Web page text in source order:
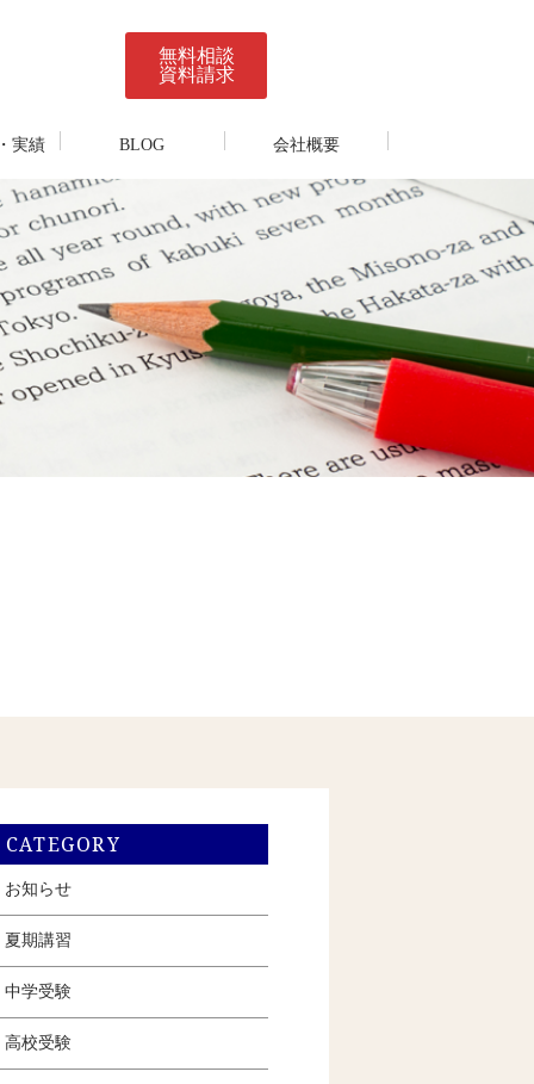
無料相談
資料請求
実績 BLOG 会社概要
CATEGORY
お知らせ
夏期講習
中学受験
高校受験